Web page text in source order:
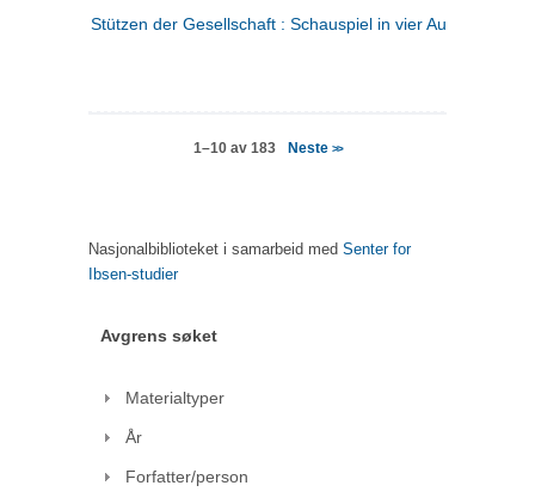
Stützen der Gesellschaft : Schauspiel in vier Aufzügen
1–10 av 183 Neste >>
Nasjonalbiblioteket i samarbeid med Senter for
Ibsen-studier
Avgrens søket
Materialtyper
År
Forfatter/person